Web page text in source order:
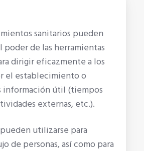
sanitarios pueden
poder de las herramientas
dirigir eficazmente a los
el establecimiento o
información útil (tiempos
externas, etc.).
utilizarse para
de personas, así como para